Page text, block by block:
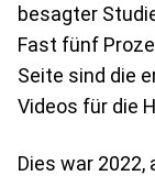
besagter
Fast fünf
Seite sind die
Videos für die
Dies war